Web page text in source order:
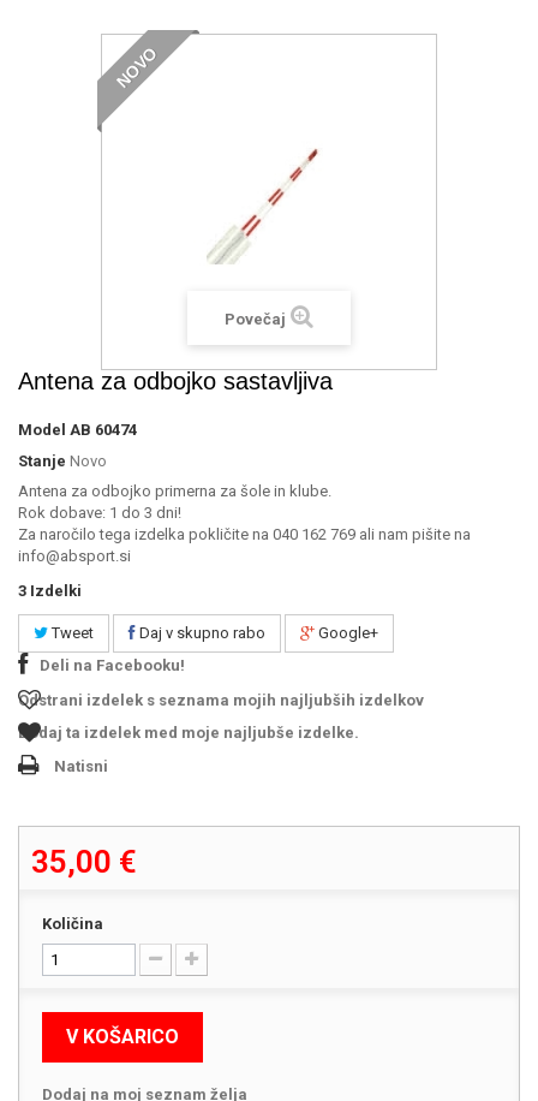
NOVO
Povečaj
Antena za odbojko sastavljiva
Model AB 60474
Stanje Novo
Antena za odbojko primerna za šole in klube.
Rok dobave: 1 do 3 dni!
Za naročilo tega izdelka pokličite na 040 162 769 ali nam pišite na
info@absport.si
3 Izdelki
Tweet Daj v skupno rabo
Google+
Deli na Facebooku!
Odstrani izdelek s seznama mojih najljubših izdelkov
Dodaj ta izdelek med moje najljubše izdelke.
Natisni
35,00 €
Količina
V KOŠARICO
Dodaj na moj seznam želja